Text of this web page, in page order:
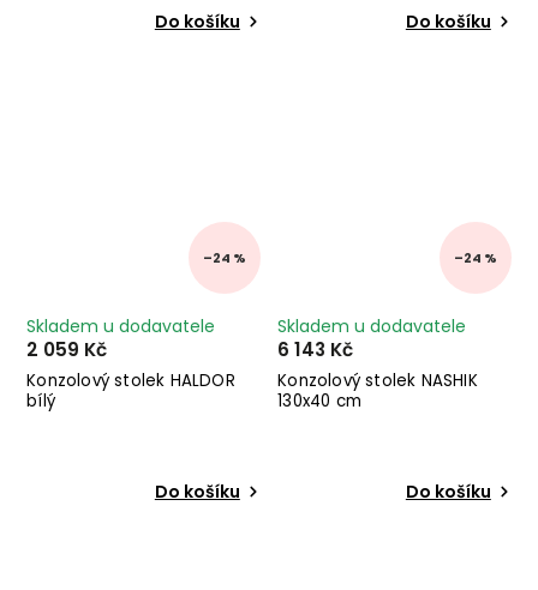
Do košíku Do košíku
–24 %
Konzolový stolek HALDOR
bílý
Skladem u dodavatele
2 059 Kč
Do košíku
–24 %
Konzolový stolek NASHIK
130x40 cm
Skladem u dodavatele
6 143 Kč
Do košíku